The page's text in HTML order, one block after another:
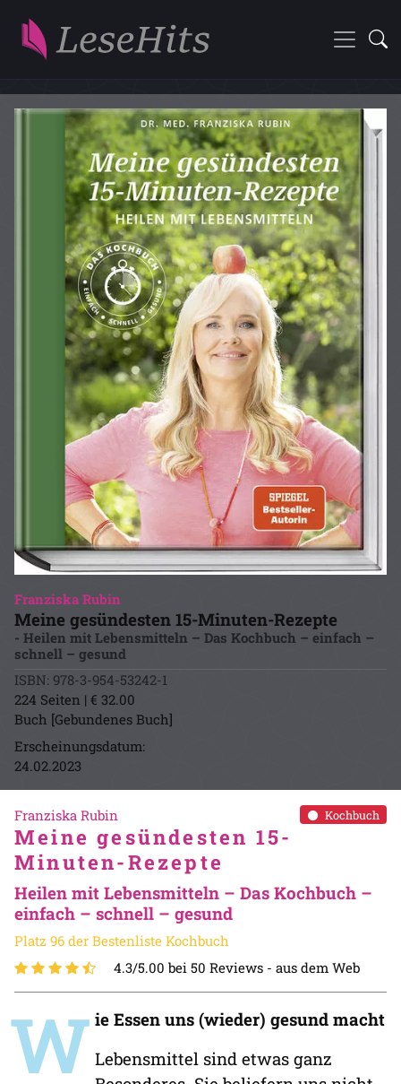
Franziska Rubin
Meine gesündesten 15-Minuten-Rezepte
- Heilen mit Lebensmitteln – Das Kochbuch – einfach –
schnell – gesund
ISBN: 978-3-954-53242-1
224 Seiten | € 32.00
Buch [Gebundenes Buch]
Erscheinungsdatum:
24.02.2023
Kochbuch
Franziska Rubin
Meine gesündesten 15-
Minuten-Rezepte
Heilen mit Lebensmitteln – Das Kochbuch –
einfach – schnell – gesund
Platz 96 der Bestenliste Kochbuch
4.3/5.00 bei 50 Reviews - aus dem Web
W ie Essen uns (wieder) gesund macht
Lebensmittel sind etwas ganz